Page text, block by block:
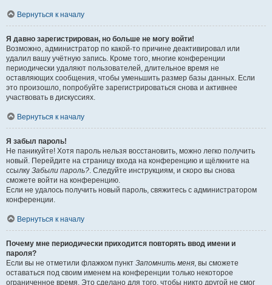
Вернуться к началу
Я давно зарегистрирован, но больше не могу войти!
Возможно, администратор по какой-то причине деактивировал или
удалил вашу учётную запись. Кроме того, многие конференции
периодически удаляют пользователей, длительное время не
оставляющих сообщения, чтобы уменьшить размер базы данных. Если
это произошло, попробуйте зарегистрироваться снова и активнее
участвовать в дискуссиях.
Вернуться к началу
Я забыл пароль!
Не паникуйте! Хотя пароль нельзя восстановить, можно легко получить
новый. Перейдите на страницу входа на конференцию и щёлкните на
ссылку Забыли пароль?. Следуйте инструкциям, и скоро вы снова
сможете войти на конференцию.
Если не удалось получить новый пароль, свяжитесь с администратором
конференции.
Вернуться к началу
Почему мне периодически приходится повторять ввод имени и
пароля?
Если вы не отметили флажком пункт Запомнить меня, вы сможете
оставаться под своим именем на конференции только некоторое
ограниченное время. Это сделано для того, чтобы никто другой не смог